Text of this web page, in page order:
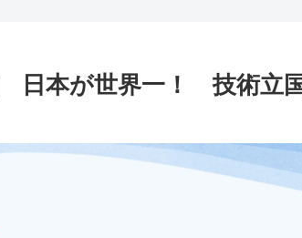
日本が世界一！ 技術立